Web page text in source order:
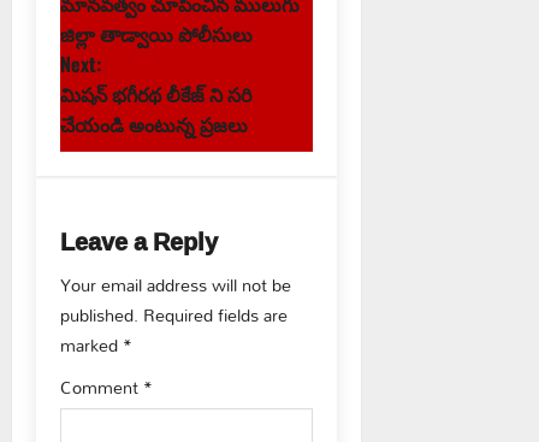
o
s
t
a
v
i
g
జిల్లా తాడ్వాయి పోలీసులు
Next:
మిషన్ భగీరథ లీకేజ్ ని సరి
చేయండి అంటున్న ప్రజలు
Leave a Reply
Your email address will not be
published. Required fields are
marked*
Comment*